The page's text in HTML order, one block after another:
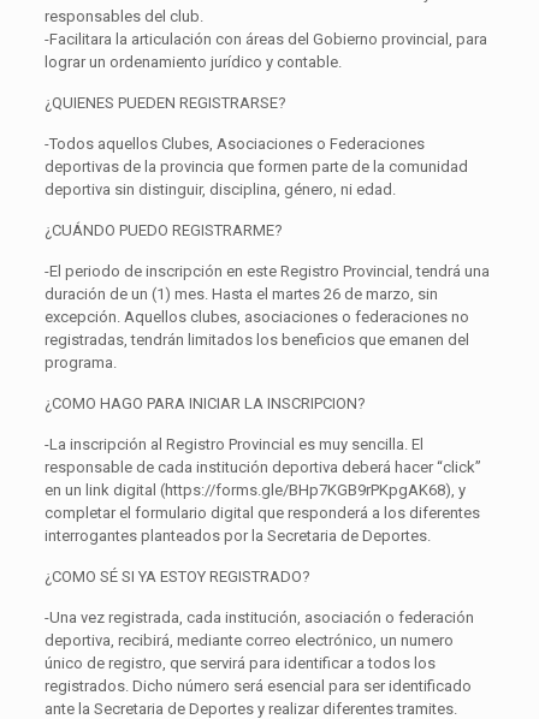
responsables del club.
-Facilitara la articulación con áreas del Gobierno provincial, para
lograr un ordenamiento jurídico y contable.
¿QUIENES PUEDEN REGISTRARSE?
-Todos aquellos Clubes, Asociaciones o Federaciones
deportivas de la provincia que formen parte de la comunidad
deportiva sin distinguir, disciplina, género, ni edad.
¿CUÁNDO PUEDO REGISTRARME?
-El periodo de inscripción en este Registro Provincial, tendrá una
duración de un (1) mes. Hasta el martes 26 de marzo, sin
excepción. Aquellos clubes, asociaciones o federaciones no
registradas, tendrán limitados los beneficios que emanen del
programa.
¿COMO HAGO PARA INICIAR LA INSCRIPCION?
-La inscripción al Registro Provincial es muy sencilla. El
responsable de cada institución deportiva deberá hacer “click”
en un link digital (https://forms.gle/BHp7KGB9rPKpgAK68), y
completar el formulario digital que responderá a los diferentes
interrogantes planteados por la Secretaria de Deportes.
¿COMO SÉ SI YA ESTOY REGISTRADO?
-Una vez registrada, cada institución, asociación o federación
deportiva, recibirá, mediante correo electrónico, un numero
único de registro, que servirá para identificar a todos los
registrados. Dicho número será esencial para ser identificado
ante la Secretaria de Deportes y realizar diferentes tramites.